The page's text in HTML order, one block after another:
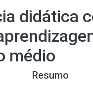
didática
médio
Resumo